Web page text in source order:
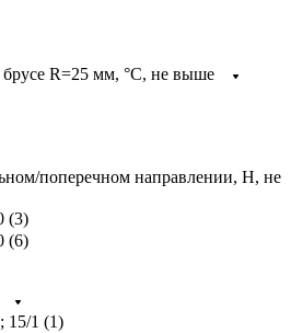
брусе R=25 мм, °C, не выше
поперечном направлении, H, не
(3)
(6)
15/1 (1)